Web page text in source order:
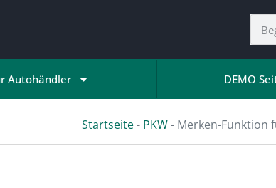
Autohändler DEMO
Startseite- PKW- Merken-Funktion